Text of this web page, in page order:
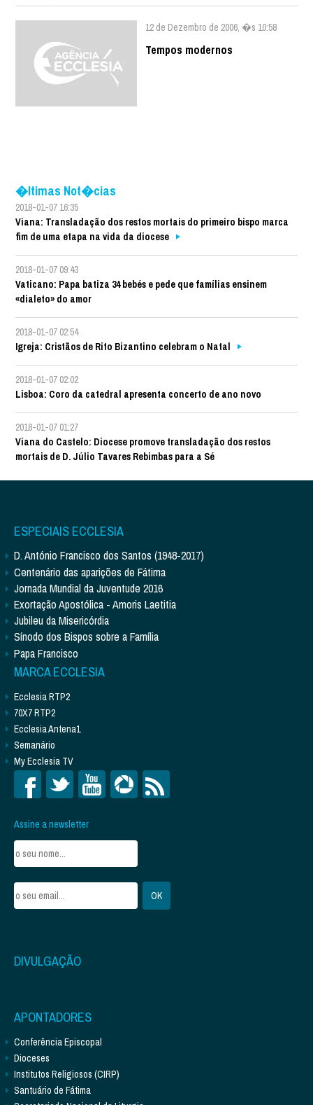
12 de Dezembro de 2006, �s 10:58
Tempos modernos
�ltimas Not�cias
2018-01-07 16:35
Viana: Transladação dos restos mortais do primeiro bispo marca
fim de uma etapa na vida da diocese
2018-01-07 09:43
Vaticano: Papa batiza 34 bebés e pede que famílias ensinem
«dialeto» do amor
2018-01-07 02:54
Igreja: Cristãos de Rito Bizantino celebram o Natal
2018-01-07 02:02
Lisboa: Coro da catedral apresenta concerto de ano novo
2018-01-07 01:27
Viana do Castelo: Diocese promove transladação dos restos
mortais de D. Júlio Tavares Rebimbas para a Sé
ESPECIAIS ECCLESIA
D. António Francisco dos Santos (1948-2017)
Centenário das aparições de Fátima
Jornada Mundial da Juventude 2016
Exortação Apostólica - Amoris Laetitia
Jubileu da Misericórdia
Sínodo dos Bispos sobre a Família
Papa Francisco
MARCA ECCLESIA
Ecclesia RTP2
70X7 RTP2
Ecclesia Antena1
Semanário
My Ecclesia TV
Assine a newsletter
DIVULGAÇÃO
APONTADORES
Conferência Episcopal
Dioceses
Institutos Religiosos (CIRP)
Santuário de Fátima